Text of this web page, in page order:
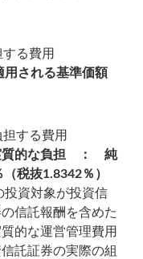
る費用
される基準価額
する費用
質的な負担 ： 純
税抜1.8342％）
資対象が投資信
信託報酬を含めた
的な運営管理費用
託証券の実際の組